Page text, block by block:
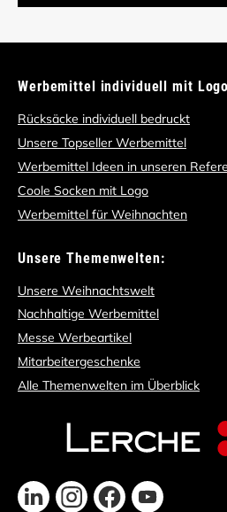
Werbemittel individuell mit
Rücksäcke individuell bedruckt
Unsere Topseller Werbemittel
Werbemittel Ideen in unseren
Coole Socken mit Logo
Werbemittel für Weihnachten
Unsere Themenwelten:
Unsere Weihnachtswelt
Nachhaltige Werbemittel
Messe Werbeartikel
Mitarbeitergeschenke
Alle Themenwelten im Überblick